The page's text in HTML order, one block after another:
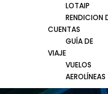
LOTAIP
RENDICION
CUENTAS
GUÍA DE
VIAJE
VUELOS
AEROLÍNEAS